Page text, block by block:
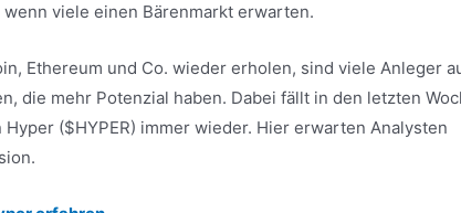
viele einen Bärenmarkt erwarten.
Ethereum und Co. wieder erholen, sind viele Anleger
die mehr Potenzial haben. Dabei fällt in den letzten
($HYPER) immer wieder. Hier erwarten Analysten